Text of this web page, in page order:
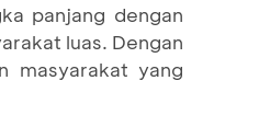
panjang dengan
luas. Dengan
masyarakat yang